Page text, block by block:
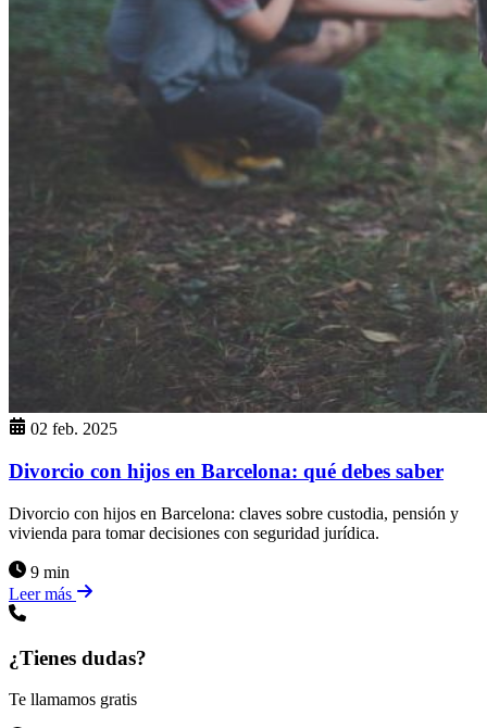
02 feb. 2025
Divorcio con hijos en Barcelona: qué debes saber
Divorcio con hijos en Barcelona: claves sobre custodia, pensión y
vivienda para tomar decisiones con seguridad jurídica.
9 min
Leer más
¿Tienes dudas?
Te llamamos gratis